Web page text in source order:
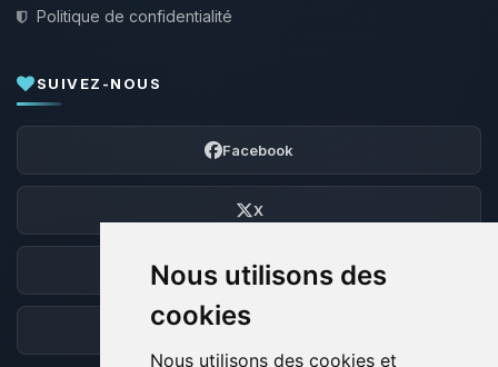
Nous utilisons des
cookies
Nous utilisons des cookies et
Politique de confidentialité
SUIVEZ-NOUS
Facebook
X
Discord
Forum